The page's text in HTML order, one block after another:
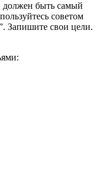
должен быть самый
советом
Запишите свои цели.